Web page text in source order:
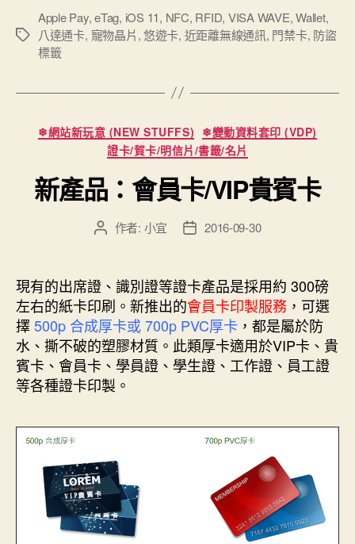
分
不
標
Apple Pay,eTag, iOS 11, NFC, RFID, VISA WAVE,Wallet,
八達通卡, 寵物晶片,悠遊卡, 近距離無線通訊, 門禁卡, 防盜
標籤
分
類
❄網站新玩意 (NEW STUFFS) ❄變動資料套印 (VDP)
證卡/賀卡/明信片/書籤/名片
新產品：會員卡/VIP貴賓卡
文
者
作者: 小宜
文
佈
日
期
2016-09-30
現有的出席證、識別證等證卡產品是採用約 300磅
左右的紙卡印刷。新推出的會員卡印製服務 ，可選
擇500p 合成厚卡或 700p PVC厚卡 ，都是屬於防
水、撕不破的塑膠材質。此類厚卡適用於VIP卡、貴
賓卡、會員卡、學員證、學生證、工作證、員工證
等各種證卡印製。